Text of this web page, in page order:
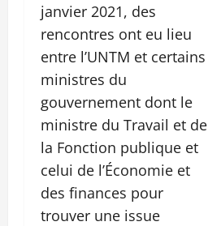
janvier 2021, des
rencontres ont eu lieu
entre l’UNTM et certains
ministres du
gouvernement dont le
ministre du Travail et de
la Fonction publique et
celui de l’Économie et
des finances pour
trouver une issue